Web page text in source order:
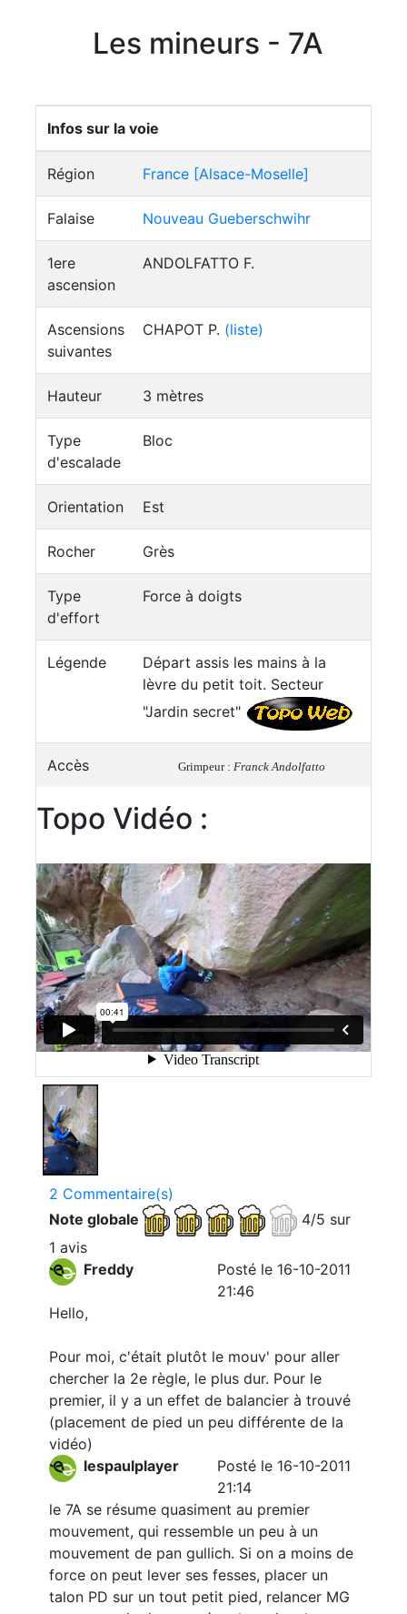
Les mineurs - 7A
Infos sur la voie
Région France [Alsace-Moselle]
Falaise Nouveau Gueberschwihr
1ere
ascension
ANDOLFATTO F.
Ascensions
suivantes
CHAPOT P. (liste)
Hauteur 3 mètres
Type
d'escalade
Bloc
Orientation Est
Rocher Grès
Type
d'effort
Force à doigts
Légende
Départ assis les mains à la
lèvre du petit toit. Secteur
"Jardin secret"
Accès Grimpeur : Franck Andolfatto
Topo Vidéo :
2 Commentaire(s)
Note globale
4/5 sur
1 avis
Freddy
Posté le 16-10-2011
21:46
Hello,
Pour moi, c'était plutôt le mouv' pour aller
chercher la 2e règle, le plus dur. Pour le
premier, il y a un effet de balancier à trouvé
(placement de pied un peu différente de la
vidéo)
lespaulplayer
Posté le 16-10-2011
21:14
le 7A se résume quasiment au premier
mouvement, qui ressemble un peu à un
mouvement de pan gullich. Si on a moins de
force on peut lever ses fesses, placer un
talon PD sur un tout petit pied, relancer MG